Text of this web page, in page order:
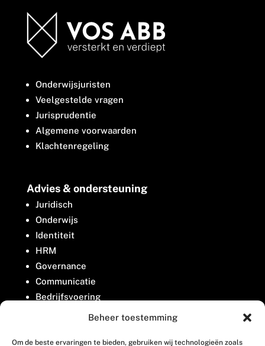
Beheer toestemming
Om de beste ervaringen te bieden, gebruiken wij technologieën zoals
Onderwijsjuristen
Veelgestelde vragen
Jurisprudentie
Algemene voorwaarden
Klachtenregeling
Advies & ondersteuning
Juridisch
Onderwijs
Identiteit
HRM
Governance
Communicatie
Bedrijfsvoering
Belangenbehartiging